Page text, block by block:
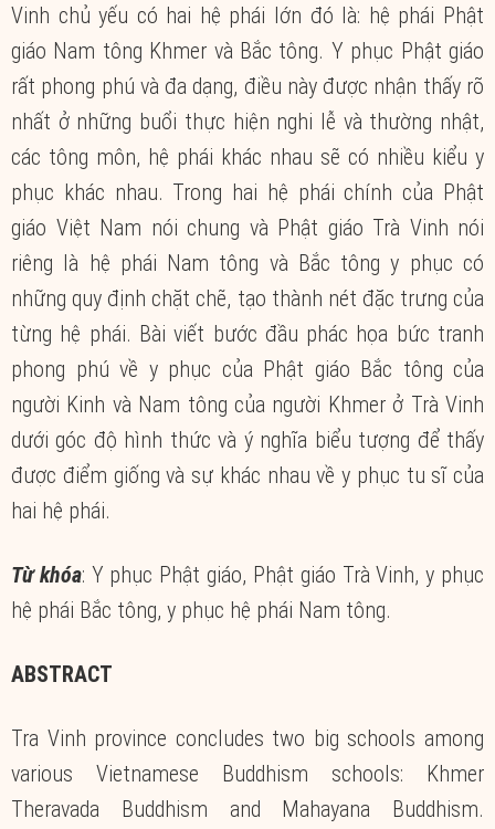
Vinh chủ yếu có hai hệ phái lớn đó là: hệ phái Phật
giáo Nam tông Khmer và Bắc tông. Y phục Phật giáo
rất phong phú và đa dạng, điều này được nhận thấy rõ
nhất ở những buổi thực hiện nghi lễ và thường nhật,
các tông môn, hệ phái khác nhau sẽ có nhiều kiểu y
phục khác nhau. Trong hai hệ phái chính của Phật
giáo Việt Nam nói chung và Phật giáo Trà Vinh nói
riêng là hệ phái Nam tông và Bắc tông y phục có
những quy định chặt chẽ, tạo thành nét đặc trưng của
từng hệ phái. Bài viết bước đầu phác họa bức tranh
phong phú về y phục của Phật giáo Bắc tông của
người Kinh và Nam tông của người Khmer ở Trà Vinh
dưới góc độ hình thức và ý nghĩa biểu tượng để thấy
được điểm giống và sự khác nhau về y phục tu sĩ của
hai hệ phái.
Từ khóa: Y phục Phật giáo, Phật giáo Trà Vinh, y phục
hệ phái Bắc tông, y phục hệ phái Nam tông.
ABSTRACT
Tra Vinh province concludes two big schools among
various Vietnamese Buddhism schools: Khmer
Theravada Buddhism and Mahayana Buddhism.